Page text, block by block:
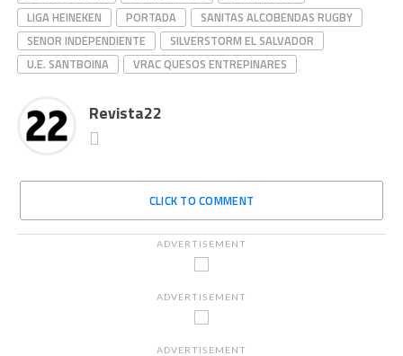
LIGA HEINEKEN
PORTADA
SANITAS ALCOBENDAS RUGBY
SENOR INDEPENDIENTE
SILVERSTORM EL SALVADOR
U.E. SANTBOINA
VRAC QUESOS ENTREPINARES
Revista22
CLICK TO COMMENT
ADVERTISEMENT
ADVERTISEMENT
ADVERTISEMENT